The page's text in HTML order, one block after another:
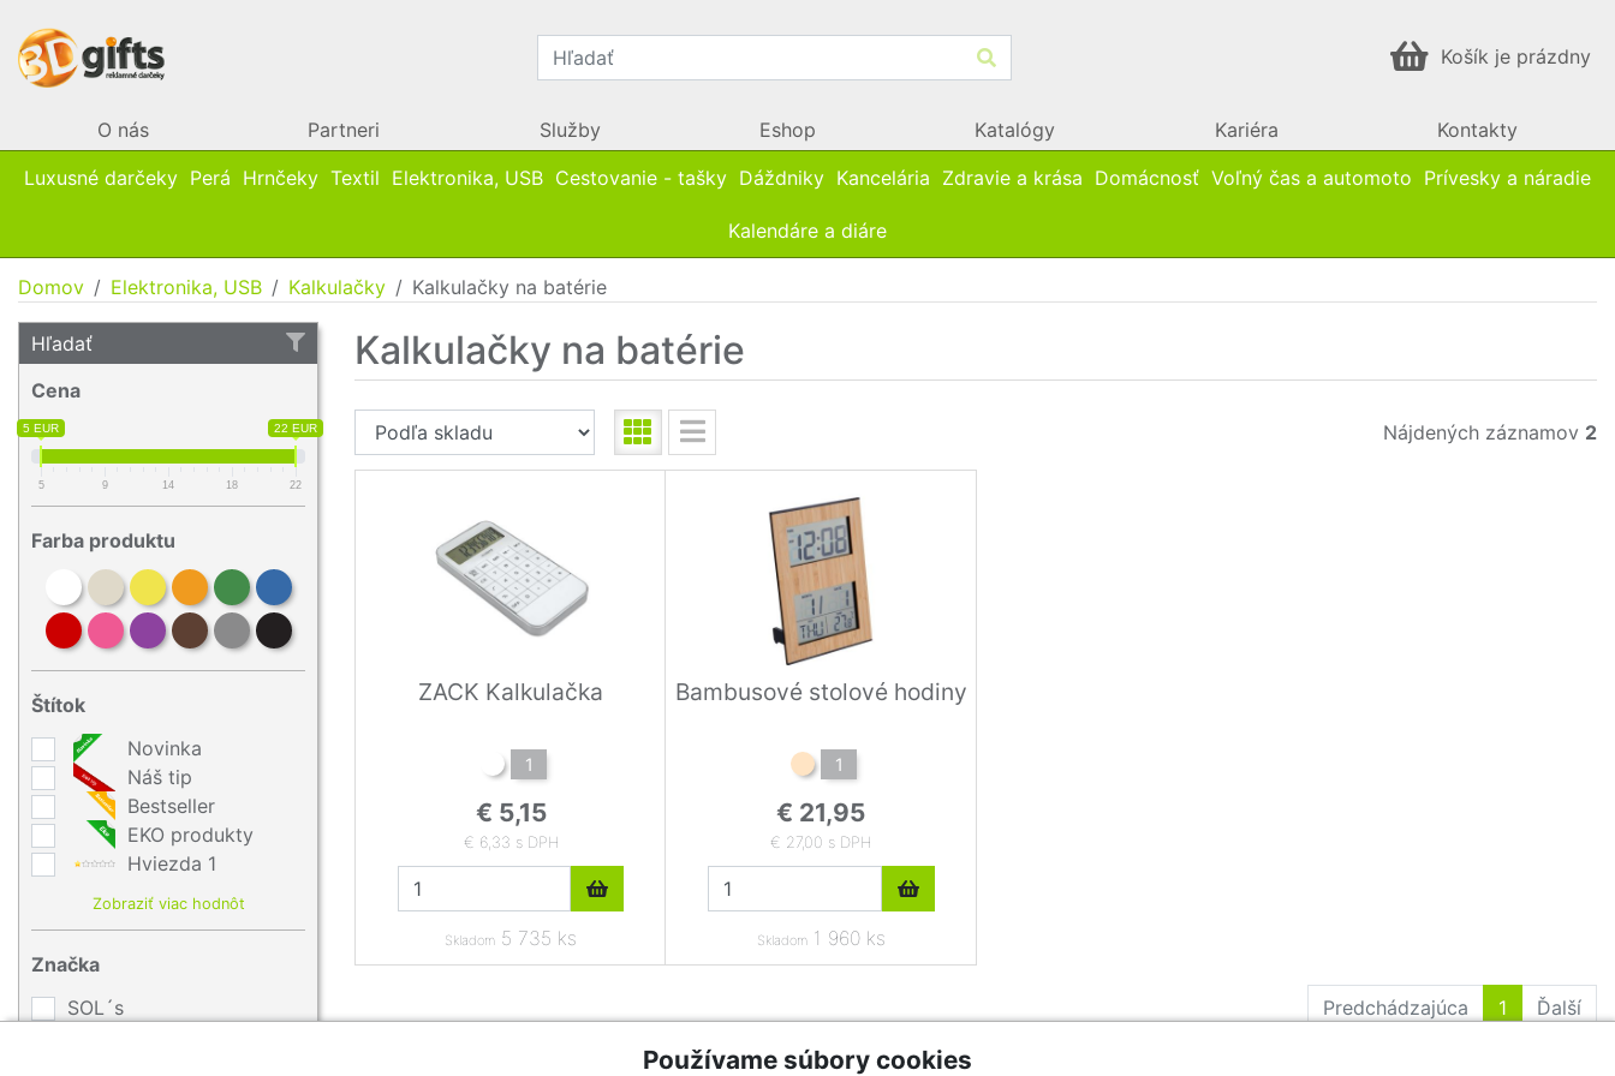
Košík je prázdny
O nás Partneri Služby Eshop Katalógy Kariéra
Kontakty
Luxusné darčeky Perá Hrnčeky Textil Elektronika, USB Cestovanie - tašky Dáždniky Kancelária Zdravie a krása Domácnosť Voľný čas a automoto Prívesky a náradie
Kalendáre a diáre
Domov Elektronika, USB Kalkulačky Kalkulačky na batérie
Hľadať
Cena
5 EUR 22 EUR
5 9 14 18 22
Farba produktu
Štítok
Novinka
Náš tip
Bestseller
EKO produkty
Hviezda 1
Zobraziť viac hodnôt
Značka
SOL´s
Kalkulačky na batérie
Nájdených záznamov 2
ZACK Kalkulačka
1
€ 5,15
€ 6,33 s DPH
Skladom 5 735 ks
Bambusové stolové hodiny
1
€ 21,95
€ 27,00 s DPH
Skladom1 960 ks
Predchádzajúca 1 Ďalší
Používame súbory cookies